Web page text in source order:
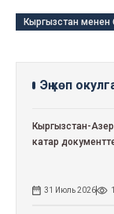
Кыргызстан менен
Эң көп
Кыргызстан-
катар
31 Июль 2026